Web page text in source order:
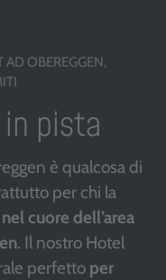
OBEREGGEN,
pista
è qualcosa di
per chi la
cuore dell’area
. Il nostro Hotel
perfetto per